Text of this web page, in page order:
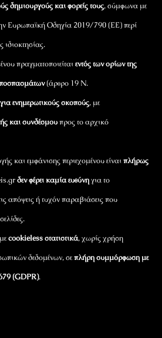
δημιουργούς και φορείς τους, σύμφωνα με
Ευρωπαϊκή Οδηγία 2019/790 (ΕΕ) περί
ιδιοκτησίας.
πραγματοποιείταιεντός των ορίων της
(άρθρο 19 Ν.
ενημερωτικούς σκοπούς, με
και συνδέσμουπρος το αρχικό
και εμφάνισης περιεχομένου είναιπλήρως
δεν φέρει καμία ευθύνηγια το
απόψεις ή τυχόν παραβιάσεις που
cookieless στατιστικά, χωρίς χρήση
δεδομένων, σεπλήρη συμμόρφωση με
(GDPR).